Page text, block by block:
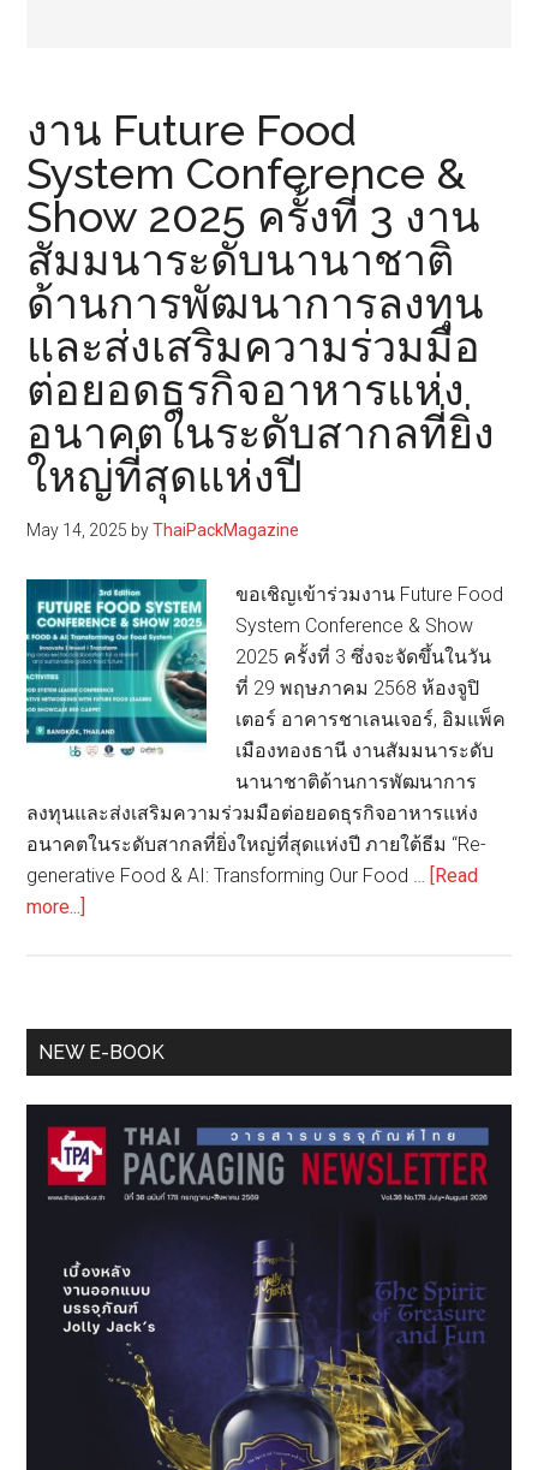
งาน Future Food
System Conference &
Show 2025 ครั้งที่ 3 งาน
สัมมนาระดับนานาชาติ
ด้านการพัฒนาการลงทุน
และส่งเสริมความร่วมมือ
ต่อยอดธุรกิจอาหารแห่ง
อนาคตในระดับสากลที่ยิ่ง
ใหญ่ที่สุดแห่งปี
May 14, 2025 byThaiPackMagazine
ขอเชิญเข้าร่วมงาน Future Food
System Conference & Show
2025 ครั้งที่ 3 ซึ่งจะจัดขึ้นในวัน
ที่ 29 พฤษภาคม 2568 ห้องจูปิ
เตอร์ อาคารชาเลนเจอร์, อิมแพ็ค
เมืองทองธานี งานสัมมนาระดับ
นานาชาติด้านการพัฒนาการ
ลงทุนและส่งเสริมความร่วมมือต่อยอดธุรกิจอาหารแห่ง
อนาคตในระดับสากลที่ยิ่งใหญ่ที่สุดแห่งปี ภายใต้ธีม “Re-
generative Food & AI: Transforming Our Food …
[Read
more...]
Conference
&
2025 ครั้ง
ที่
3 งาน
นานาชาติ
ด้าน
พัฒนาการ
Primary
NEW E-BOOK